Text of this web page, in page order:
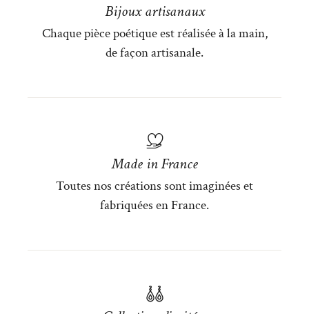
Bijoux artisanaux
Chaque pièce poétique est réalisée à la main,
de façon artisanale.
Made in France
Toutes nos créations sont imaginées et
fabriquées en France.